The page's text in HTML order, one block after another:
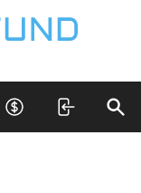
Открыть скрытые